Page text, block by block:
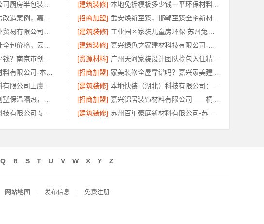
[建筑装修]
本地免拆模板多少钱一平环保材料重庆御墅建筑材料有限公司
[招商加盟]
武安焕新至臻，邯郸至臻全宅新材料有限公司为您服务
[建筑装修]
[建筑装修]
[资源材料]
广州天河家装设计团队拎包入住精匠饰家全屋定制
[招商加盟]
家美装修全屋靠谱吗？嘉兴家美建材科技有限公司来解答
[建筑装修]
[招商加盟]
[建筑装修] 苏州百年豪庭新材料有限公司-苏州市区专业家装装修多少钱
Q R S T U V W X Y Z
网站地图 发布信息 免费注册